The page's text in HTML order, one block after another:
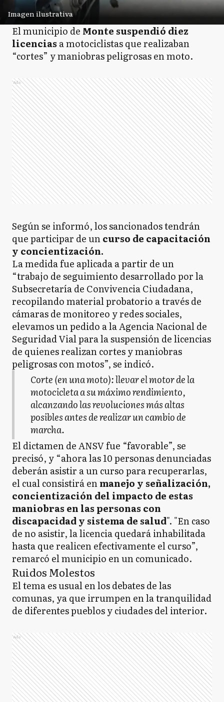
Imagen ilustrativa
El municipio de Monte suspendió diez
licencias a motociclistas que realizaban
“cortes” y maniobras peligrosas en moto.
Ads
Según se informó, los sancionados tendrán
que participar de uncurso de capacitación
y concientización.
La medida fue aplicada a partir de un
“trabajo de seguimiento desarrollado por la
Subsecretaría de Convivencia Ciudadana,
recopilando material probatorio a través de
cámaras de monitoreo y redes sociales,
elevamos un pedido a la Agencia Nacional de
Seguridad Vial para la suspensión de licencias
de quienes realizan cortes y maniobras
peligrosas con motos”, se indicó.
Corte (en una moto): llevar el motor de la
motocicleta a su máximo rendimiento,
alcanzando las revoluciones más altas
posibles antes de realizar un cambio de
marcha.
El dictamen de ANSV fue “favorable”, se
precisó, y “ahora las 10 personas denunciadas
deberán asistir a un curso para recuperarlas,
el cual consistirá enmanejo y señalización,
concientización del impacto de estas
maniobras en las personas con
discapacidad y sistema de salud". "En caso
de no asistir, la licencia quedará inhabilitada
hasta que realicen efectivamente el curso”,
remarcó el municipio en un comunicado.
Ruidos Molestos
El tema es usual en los debates de las
comunas, ya que irrumpen en la tranquilidad
de diferentes pueblos y ciudades del interior.
Ads